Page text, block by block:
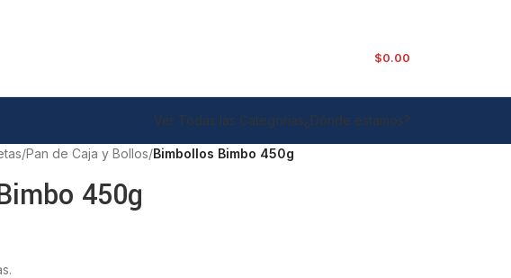
$0.00
Ver Todas las Categorías¿Dónde estamos?
/Pan de Caja y Bollos/Bimbollos Bimbo 450g
450g